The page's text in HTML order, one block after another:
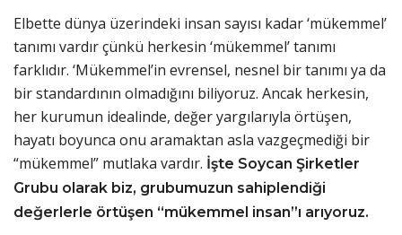
Elbette dünya üzerindeki insan sayısı kadar ‘mükemmel’
tanımı vardır çünkü herkesin ‘mükemmel’ tanımı
farklıdır. ‘Mükemmel’in evrensel, nesnel bir tanımı ya da
bir standardının olmadığını biliyoruz. Ancak herkesin,
her kurumun idealinde, değer yargılarıyla örtüşen,
hayatı boyunca onu aramaktan asla vazgeçmediği bir
“mükemmel” mutlaka vardır. İşte Soycan Şirketler
Grubu olarak biz, grubumuzun sahiplendiği
değerlerle örtüşen “mükemmel insan”ı arıyoruz.